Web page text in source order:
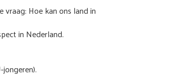
Hoe kan ons land in
in Nederland.